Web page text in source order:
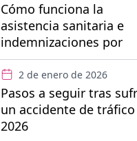
Cómo funciona la
asistencia sanitaria e
indemnizaciones por
accidente de tráfico
2 de enero de 2026
Pasos a seguir tras
un accidente de tráfico
2026